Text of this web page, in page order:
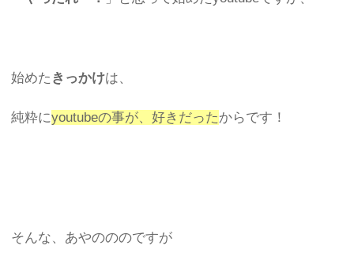
始めた きっかけは、
純粋にyoutubeの事が、好きだったからです！
そんな、あやのののですが